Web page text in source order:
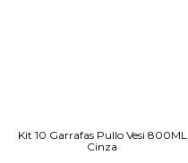
Kit 10 Garrafas Pullo Vesi 800ML
Cinza